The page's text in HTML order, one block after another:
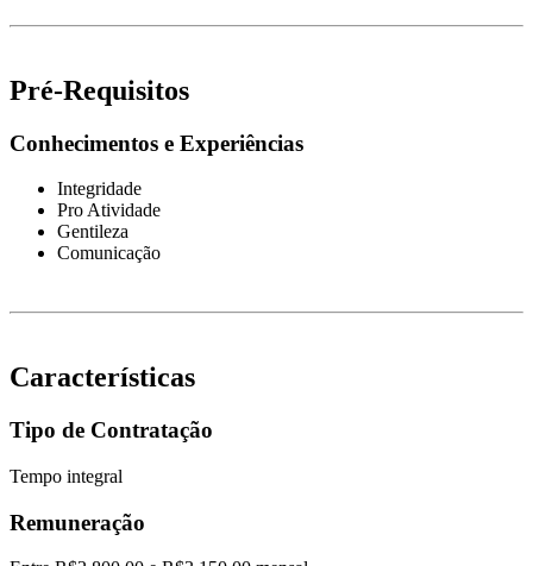
Pré-Requisitos
Conhecimentos e Experiências
Integridade
Pro Atividade
Gentileza
Comunicação
Características
Tipo de Contratação
Tempo integral
Remuneração